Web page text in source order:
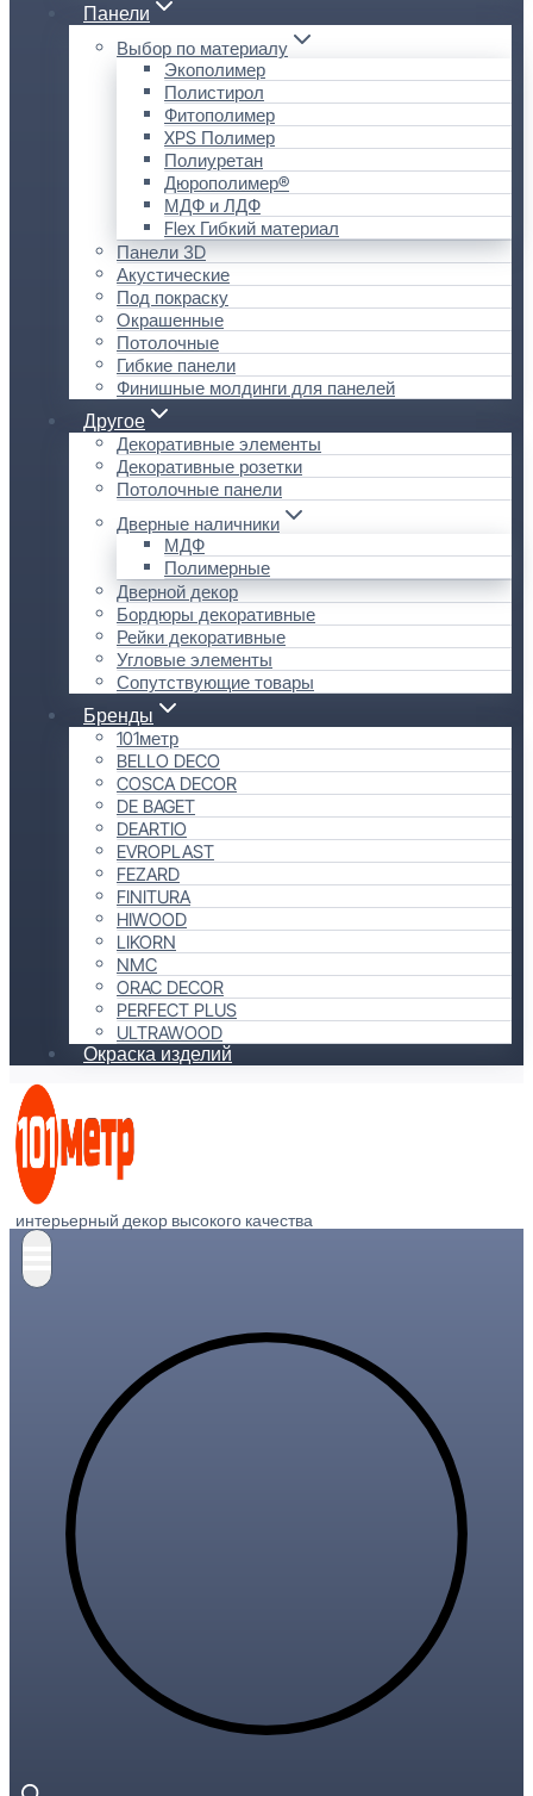
Панели
Выбор по материалу
Экополимер
Полистирол
Фитополимер
XPS Полимер
Полиуретан
Дюрополимер®
МДФ и ЛДФ
Flex Гибкий материал
Панели 3D
Акустические
Под покраску
Окрашенные
Потолочные
Гибкие панели
Финишные молдинги для панелей
Другое
Декоративные элементы
Декоративные розетки
Потолочные панели
Дверные наличники
МДФ
Полимерные
Дверной декор
Бордюры декоративные
Рейки декоративные
Угловые элементы
Сопутствующие товары
Бренды
101метр
BELLO DECO
COSCA DECOR
DE BAGET
DEARTIO
EVROPLAST
FEZARD
FINITURA
HIWOOD
LIKORN
NMC
ORAC DECOR
PERFECT PLUS
ULTRAWOOD
Окраска изделий
интерьерный декор высокого качества